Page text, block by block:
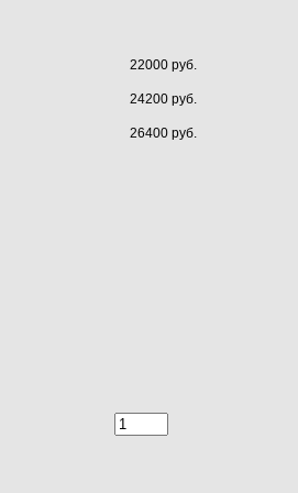
22000 руб.
24200 руб.
26400 руб.